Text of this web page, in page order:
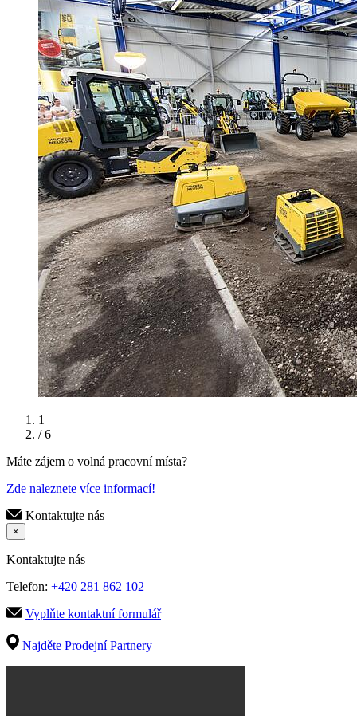
1
/ 6
Máte zájem o volná pracovní místa?
Zde naleznete více informací!
Kontaktujte nás
×
Kontaktujte nás
Telefon: +420 281 862 102
Vyplňte kontaktní formulář
Najděte Prodejní Partnery